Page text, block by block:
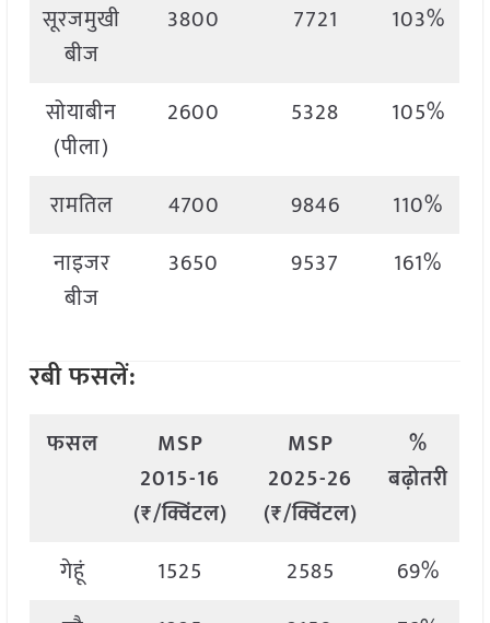
सूरजमुखी
बीज
3800 7721 103%
सोयाबीन
(पीला)
2600 5328 105%
रामतिल 4700 9846
110%
नाइजर
बीज
3650 9537 161%
रबी फसलें:
फसल
MSP
2015-16
(₹/क्विंटल)
MSP
2025-26
(₹/क्विंटल)
%
बढ़ोतरी
गेहूं 1525 2585
69%